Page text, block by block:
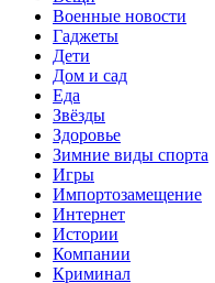
Военные новости
Гаджеты
Дети
Дом и сад
Еда
Звёзды
Здоровье
Зимние виды спорта
Игры
Импортозамещение
Интернет
Истории
Компании
Криминал